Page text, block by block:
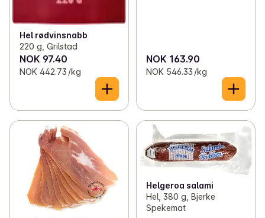
Hel rødvinsnabb
220 g, Grilstad
NOK 97.40
NOK 442.73 /kg
NOK 163.90
NOK 546.33 /kg
Helgeroa salami
Hel, 380 g, Bjerke
Spekemat